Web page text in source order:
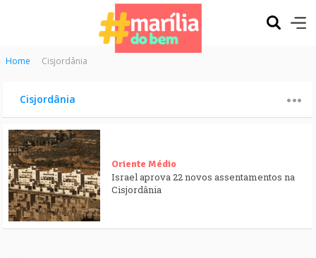
Home Cisjordânia
Cisjordânia
Oriente Médio
Israel aprova 22 novos assentamentos na
Cisjordânia